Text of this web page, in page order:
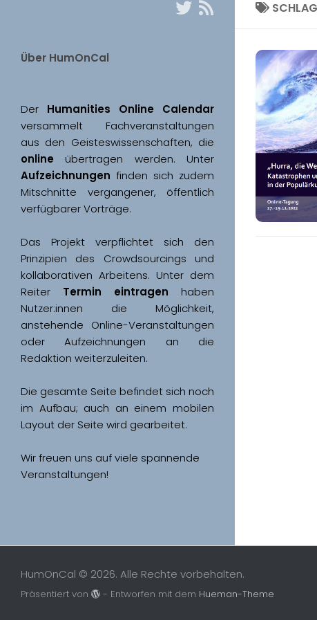
Über HumOnCal
Der
versammelt Fachveranstaltungen
online
Aufzeichnungen finden sich zudem
Mitschnitte vergangener, öffentlich
Das Projekt verpflichtet sich den
Prinzipien des Crowdsourcings und
kollaborativen Arbeitens. Unter dem
Reiter Termin eintragen haben
Nutzer:innen die Möglichkeit,
anstehende Online-Veranstaltungen
oder Aufzeichnungen an die
Redaktion weiterzuleiten.
Die gesamte Seite befindet sich noch
im Aufbau; auch an einem mobilen
Wir freuen uns auf viele spannende
Veranstaltungen!
HumOnCal © 2026. Alle Rechte vorbehalten.
Präsentiert von - Entworfen mit dem Hueman-Theme